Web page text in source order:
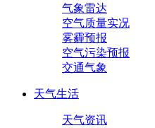
气象雷达
空气质量实况
雾霾预报
空气污染预报
交通气象
天气生活
天气资讯